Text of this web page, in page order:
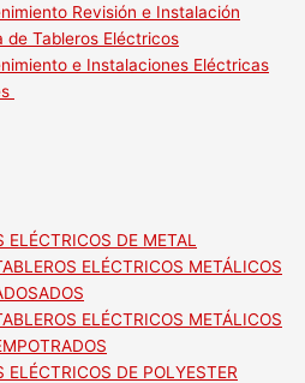
Revisión e Instalación
de Tableros Eléctricos
e Instalaciones Eléctricas
ELÉCTRICOS DE METAL
ELÉCTRICOS METÁLICOS
ELÉCTRICOS METÁLICOS
ELÉCTRICOS DE POLYESTER